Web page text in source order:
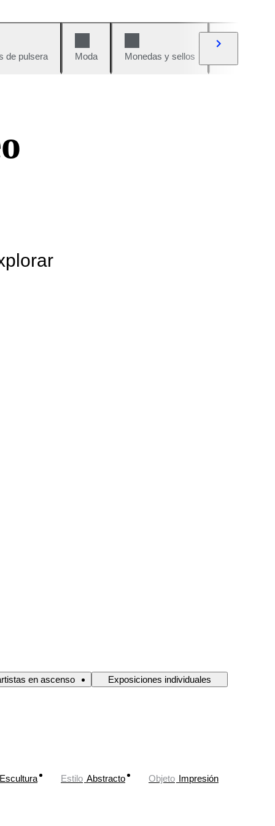
de pulsera Moda Monedas y sellos
en ascenso
Exposiciones individuales
Escultura Estilo Abstracto Objeto Impresión